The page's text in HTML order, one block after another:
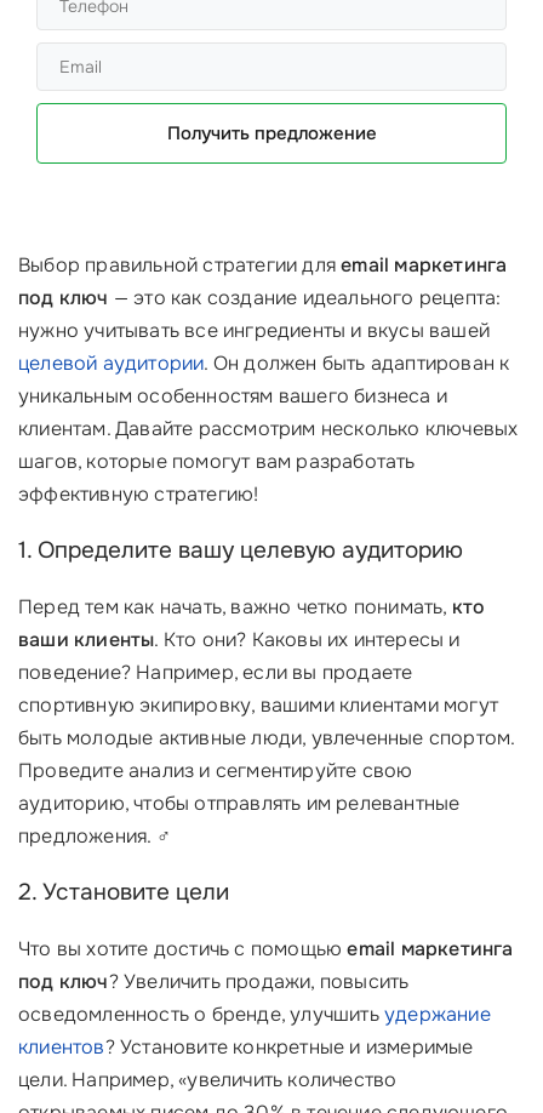
Получить предложение
Выбор правильной стратегии дляemail маркетинга
под ключ — это как создание идеального рецепта:
нужно учитывать все ингредиенты и вкусы вашей
целевой аудитории. Он должен быть адаптирован к
уникальным особенностям вашего бизнеса и
клиентам. Давайте рассмотрим несколько ключевых
шагов, которые помогут вам разработать
эффективную стратегию!
1. Определите вашу целевую аудиторию
Перед тем как начать, важно четко понимать, кто
ваши клиенты. Кто они? Каковы их интересы и
поведение? Например, если вы продаете
спортивную экипировку, вашими клиентами могут
быть молодые активные люди, увлеченные спортом.
Проведите анализ и сегментируйте свою
аудиторию, чтобы отправлять им релевантные
предложения. ‍♂️
2. Установите цели
Что вы хотите достичь с помощьюemail маркетинга
под ключ? Увеличить продажи, повысить
осведомленность о бренде, улучшитьудержание
клиентов? Установите конкретные и измеримые
цели. Например, «увеличить количество